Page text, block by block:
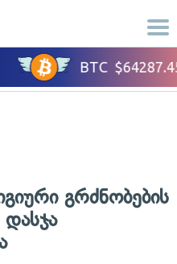
გრძნობების